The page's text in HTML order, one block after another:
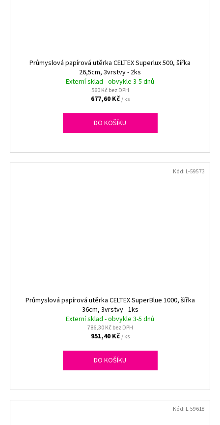
Průmyslová papírová utěrka CELTEX Superlux 500, šířka
26,5cm, 3vrstvy - 2ks
Externí sklad - obvykle 3-5 dnů
560 Kč bez DPH
677,60 Kč/ ks
DO KOŠÍKU
Průmyslová papírová utěrka CELTEX SuperBlue 1000, šířka
36cm, 3vrstvy - 1ks
Externí sklad - obvykle 3-5 dnů
786,30 Kč bez DPH
951,40 Kč/ ks
DO KOŠÍKU
Kód: L-59573
Kód: L-59618